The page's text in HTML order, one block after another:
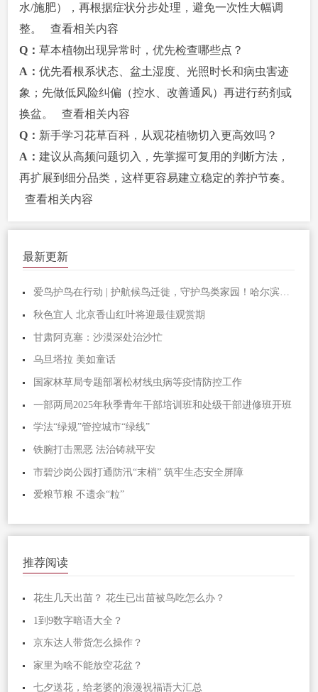
水/施肥），再根据症状分步处理，避免一次性大幅调
整。
查看相关内容
Q：草本植物出现异常时，优先检查哪些点？
A：优先看根系状态、盆土湿度、光照时长和病虫害迹
象；先做低风险纠偏（控水、改善通风）再进行药剂或
换盆。
查看相关内容
Q： 新手学习花草百科，从观花植物切入更高效吗？
A：建议从高频问题切入，先掌握可复用的判断方法，
再扩展到细分品类，这样更容易建立稳定的养护节奏。
查看相关内容
最新更新
爱鸟护鸟在行动 | 护航候鸟迁徙，守护鸟类家园！哈尔滨青少年在行动……
秋色宜人 北京香山红叶将迎最佳观赏期
甘肃阿克塞：沙漠深处治沙忙
乌旦塔拉 美如童话
国家林草局专题部署松材线虫病等疫情防控工作
一部两局2025年秋季青年干部培训班和处级干部进修班开班
学法“绿规”管控城市“绿线”
铁腕打击黑恶 法治铸就平安
市碧沙岗公园打通防汛“末梢” 筑牢生态安全屏障
爱粮节粮 不遗余“粒”
推荐阅读
花生几天出苗？ 花生已出苗被鸟吃怎么办？
1到9数字暗语大全？
京东达人带货怎么操作？
家里为啥不能放空花盆？
七夕送花，给老婆的浪漫祝福语大汇总